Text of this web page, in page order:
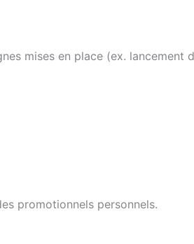
mises en place (ex. lancement
promotionnels personnels.